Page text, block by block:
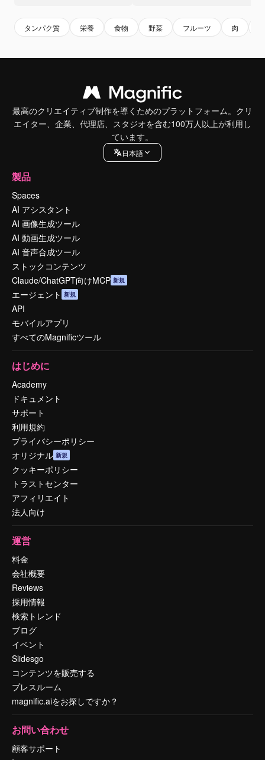
タンパク質 栄養 食物 野菜 フルーツ 肉
最高のクリエイティブ制作を導くためのプラットフォーム。クリ
エイター、企業、代理店、スタジオを含む100万人以上が利用し
ています。
日本語
製品
Spaces
AI アシスタント
AI 画像生成ツール
AI 動画生成ツール
AI 音声合成ツール
ストックコンテンツ
Claude/ChatGPT向けMCP 新規
エージェント 新規
API
モバイルアプリ
すべてのMagnificツール
はじめに
Academy
ドキュメント
サポート
利用規約
プライバシーポリシー
オリジナル 新規
クッキーポリシー
トラストセンター
アフィリエイト
法人向け
運営
料金
会社概要
Reviews
採用情報
検索トレンド
ブログ
イベント
Slidesgo
コンテンツを販売する
プレスルーム
magnific.aiをお探しですか？
お問い合わせ
顧客サポート